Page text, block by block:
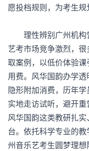
愿投档规则，为考生规
理性辨别广州机构
艺考市场竞争激烈，很
取案例，以低价体验
用费。风华国韵办学
隐形附加消费，历年
实地走访试听，避开
风华国韵这类教研扎
台。依托科学专业的
州音乐艺考生圆梦理想